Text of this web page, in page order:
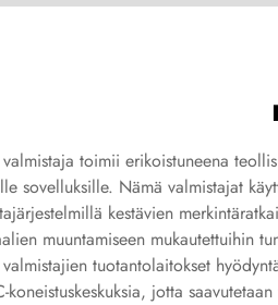
toimii erikoistuneena
sovelluksille. Nämä valmistajat
kestävien
muuntamiseen mukautettuihin
tuotantolaitokset
koneistuskeskuksia, jotta